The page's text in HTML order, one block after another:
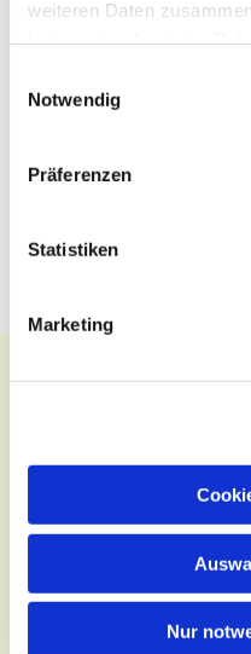
weiteren Daten
Notwendig
Präferenzen
Statistiken
Marketing
Nur
Kontakt
Tel.:
E-Mail:kontakt@st-